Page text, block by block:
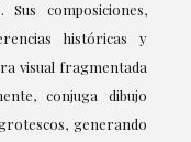
composiciones,
históricas y
visual fragmentada
conjuga dibujo
generando